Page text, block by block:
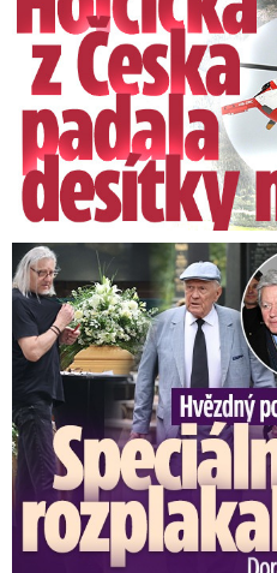
Speciální řečníci nad rakví